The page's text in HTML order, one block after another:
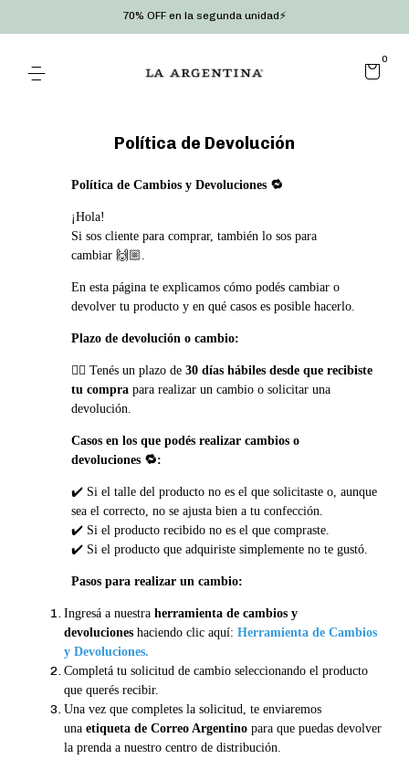
70% OFF en la segunda unidad⚡
0
Política de Devolución
Política de Cambios y Devoluciones 🔁
¡Hola!
Si sos cliente para comprar, también lo sos para
cambiar 🙌🏼.
En esta página te explicamos cómo podés cambiar o
devolver tu producto y en qué casos es posible hacerlo.
Plazo de devolución o cambio:
👉🏼 Tenés un plazo de 30 días hábiles desde que recibiste
tu compra para realizar un cambio o solicitar una
devolución.
Casos en los que podés realizar cambios o
devoluciones 🔁:
✔️ Si el talle del producto no es el que solicitaste o, aunque
sea el correcto, no se ajusta bien a tu confección.
✔️ Si el producto recibido no es el que compraste.
✔️ Si el producto que adquiriste simplemente no te gustó.
Pasos para realizar un cambio:
Ingresá a nuestra herramienta de cambios y
devoluciones haciendo clic aquí: Herramienta de Cambios
y Devoluciones.
Completá tu solicitud de cambio seleccionando el producto
que querés recibir.
Una vez que completes la solicitud, te enviaremos
una etiqueta de Correo Argentino para que puedas devolver
la prenda a nuestro centro de distribución.